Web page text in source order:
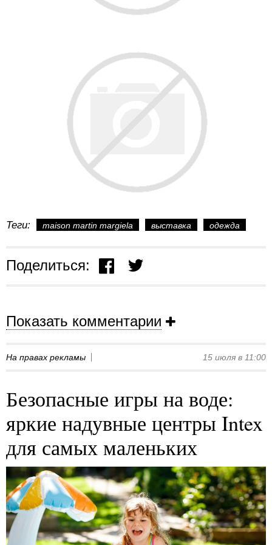
Теги: maison martin margiela выставка одежда
Поделиться:
Показать комментарии
На правах рекламы 15 июля в 11:00
Безопасные игры на воде:
яркие надувные центры Intex
для самых маленьких